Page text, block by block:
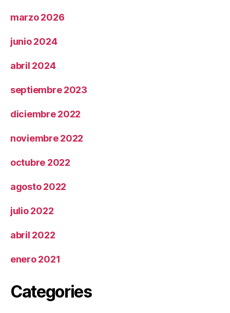
marzo 2026
junio 2024
abril 2024
septiembre 2023
diciembre 2022
noviembre 2022
octubre 2022
agosto 2022
julio 2022
abril 2022
enero 2021
Categories